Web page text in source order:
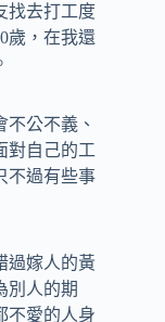
找去打工度
歲，在我還
公不義、
對自己的工
不過有些事
過嫁人的黃
別人的期
不愛的人身